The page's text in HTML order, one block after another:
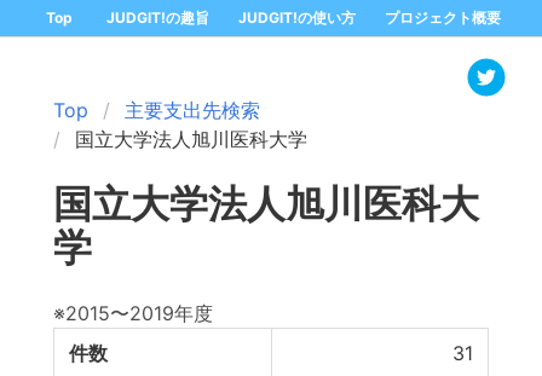
Top JUDGIT!の趣旨 JUDGIT!の使い方 プロジェクト概要
Top
主要支出先検索
国立大学法人旭川医科大学
国立大学法人旭川医科大
学
※2015〜2019年度
件数
31